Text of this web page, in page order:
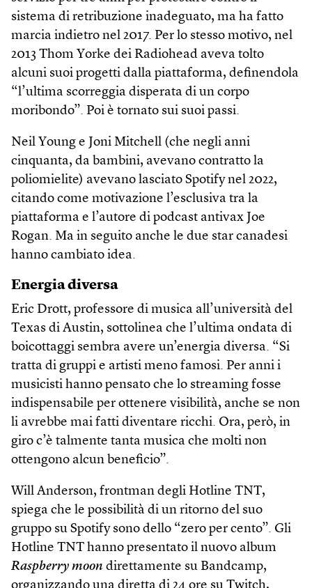
sistema di retribuzione inadeguato, ma ha fatto
marcia indietro nel 2017. Per lo stesso motivo, nel
2013 Thom Yorke dei Radiohead aveva tolto
alcuni suoi progetti dalla piattaforma, definendola
“l’ultima scorreggia disperata di un corpo
moribondo”. Poi è tornato sui suoi passi.
Neil Young e Joni Mitchell (che negli anni
cinquanta, da bambini, avevano contratto la
poliomielite) avevano lasciato Spotify nel 2022,
citando come motivazione l’esclusiva tra la
piattaforma e l’autore di podcast antivax Joe
Rogan. Ma in seguito anche le due star canadesi
hanno cambiato idea.
Energia diversa
Eric Drott, professore di musica all’università del
Texas di Austin, sottolinea che l’ultima ondata di
boicottaggi sembra avere un’energia diversa. “Si
tratta di gruppi e artisti meno famosi. Per anni i
musicisti hanno pensato che lo streaming fosse
indispensabile per ottenere visibilità, anche se non
li avrebbe mai fatti diventare ricchi. Ora, però, in
giro c’è talmente tanta musica che molti non
ottengono alcun beneficio”.
Will Anderson, frontman degli Hot­line TNT,
spiega che le possibilità di un ritorno del suo
gruppo su Spotify sono dello “zero per cento”. Gli
Hotline TNT hanno presentato il nuovo album
Raspberry moon direttamente su Bandcamp,